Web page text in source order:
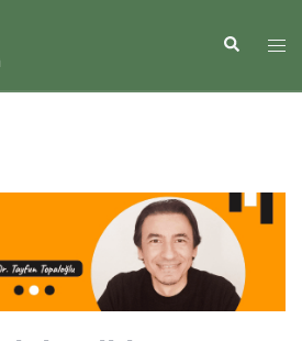
Search